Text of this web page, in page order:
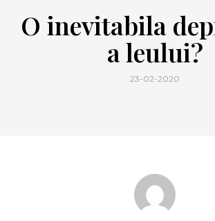
O inevitabila
a leului?
23-02-2020